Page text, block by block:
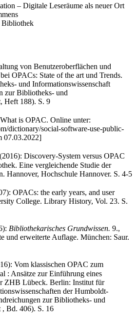
– Digitale Leseräume als neuer Ort
von Benutzeroberflächen und
OPACs: State of the art und Trends.
und Informationswissenschaft
zur Bibliotheks- und
Heft 188). S. 9
is OPAC. Online unter:
dictionary/social-software-use-public-
07.03.2022]
Discovery-System versus OPAC
Eine vergleichende Studie der
Hannover, Hochschule Hannover. S. 4-5
OPACs: the early years, and user
College. Library History, Vol. 23. S.
Bibliothekarisches Grundwissen. 9.,
und erweiterte Auflage. München: Saur.
Vom klassischen OPAC zum
: Ansätze zur Einführung eines
ZHB Lübeck. Berlin: Institut für
der Humboldt-
zur Bibliotheks- und
, Bd. 406). S. 16